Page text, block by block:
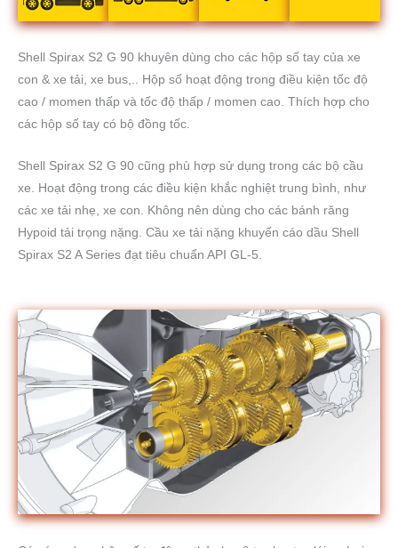
Shell Spirax S2 G 90 khuyên dùng cho các hộp số tay của xe
con & xe tải, xe bus,.. Hộp số hoạt động trong điều kiện tốc độ
cao / momen thấp và tốc độ thấp / momen cao. Thích hợp cho
các hộp số tay có bộ đồng tốc.
Shell Spirax S2 G 90 cũng phù hợp sử dụng trong các bộ cầu
xe. Hoạt động trong các điều kiện khắc nghiệt trung bình, như
các xe tải nhẹ, xe con. Không nên dùng cho các bánh răng
Hypoid tải trọng nặng. Cầu xe tải nặng khuyến cáo dầu Shell
Spirax S2 A Series đạt tiêu chuẩn API GL-5.